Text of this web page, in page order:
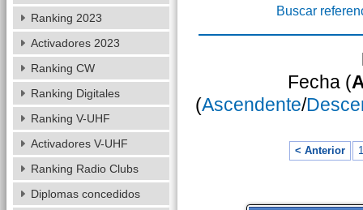
Buscar
Fecha (
(Ascendente/
< Anterior 1
Ranking 2023
Activadores 2023
Ranking CW
Ranking Digitales
Ranking V-UHF
Activadores V-UHF
Ranking Radio Clubs
Diplomas concedidos